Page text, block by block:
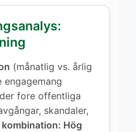
(månatlig vs. årlig
engagemang
fore offentliga
skandaler,
Hög